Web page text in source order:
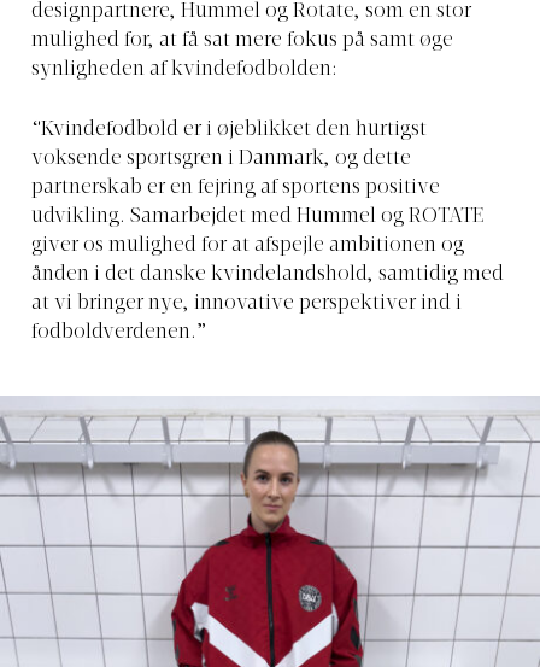
designpartnere, Hummel og Rotate, som en stor
mulighed for, at få sat mere fokus på samt øge
synligheden af kvindefodbolden:
“Kvindefodbold er i øjeblikket den hurtigst
voksende sportsgren i Danmark, og dette
partnerskab er en fejring af sportens positive
udvikling. Samarbejdet med Hummel og ROTATE
giver os mulighed for at afspejle ambitionen og
ånden i det danske kvindelandshold, samtidig med
at vi bringer nye, innovative perspektiver ind i
fodboldverdenen.”